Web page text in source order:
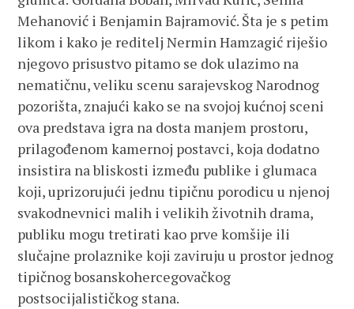
Mehanović i Benjamin Bajramović. Šta je s petim
likom i kako je reditelj Nermin Hamzagić riješio
njegovo prisustvo pitamo se dok ulazimo na
nematičnu, veliku scenu sarajevskog Narodnog
pozorišta, znajući kako se na svojoj kućnoj sceni
ova predstava igra na dosta manjem prostoru,
prilagođenom kamernoj postavci, koja dodatno
insistira na bliskosti između publike i glumaca
koji, uprizorujući jednu tipičnu porodicu u njenoj
svakodnevnici malih i velikih životnih drama,
publiku mogu tretirati kao prve komšije ili
slučajne prolaznike koji zaviruju u prostor jednog
tipičnog bosanskohercegovačkog
postsocijalističkog stana.